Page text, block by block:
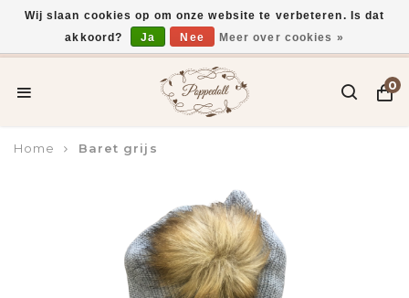
Voor 15:00 uur besteld, vandaag verzonden*
0
Home Baret grijs
Wij slaan cookies op om onze website te verbeteren. Is dat
akkoord?
Ja Nee Meer over cookies »